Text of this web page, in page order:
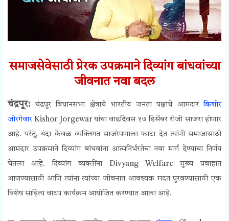
समाजसेवेसाठी प्रेरक उपक्रमाने दिव्यांग बांधवांच्या
जीवनात नवा बदल
चंद्रपूर: चंद्रपूर विधानसभा क्षेत्राचे भारतीय जनता पक्षाचे आमदारकिशोर
जोरगेवार Kishor Jorgewar यांचा वाढदिवस १७ डिसेंबर रोजी साजरा होणार
आहे. परंतु, यंदा केवळ व्यक्तिगत साजरेपणाला फाटा देत त्यांनी समाजासाठी
आमदार उपक्रमाने दिव्यांग बांधवांना आत्मनिर्भरतेचा नवा मार्ग देण्याचा निर्णय
घेतला आहे. दिव्यांग व्यक्तींना Divyang Welfareमुख्य प्रवाहात
आणण्यासाठी आणि त्यांना त्यांच्या जीवनात आवश्यक मदत पुरवण्यासाठी एक
विशेष साहित्य वाटप कार्यक्रम आयोजित करण्यात आला आहे.